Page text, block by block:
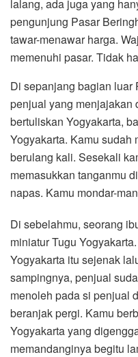
lalang, ada juga yang
pengunjung Pasar
tawar-menawar harga.
memenuhi pasar. Tidak
Di sepanjang bagian luar
penjual yang menjajakan
bertuliskan Yogyakarta,
Yogyakarta. Kamu sudah
berulang kali. Sesekali
memasukkan tanganmu
napas. Kamu mondar-
Di sebelahmu, seorang
miniatur Tugu
Yogyakarta itu sejenak
sampingnya, penjual
menoleh pada si penjual
beranjak pergi. Kamu
Yogyakarta yang
memandanginya begitu